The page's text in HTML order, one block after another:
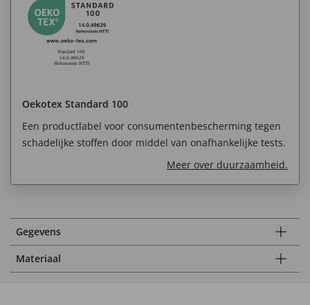
Oekotex Standard 100
Een productlabel voor consumentenbescherming tegen
schadelijke stoffen door middel van onafhankelijke tests.
Meer over duurzaamheid.
Gegevens
Materiaal